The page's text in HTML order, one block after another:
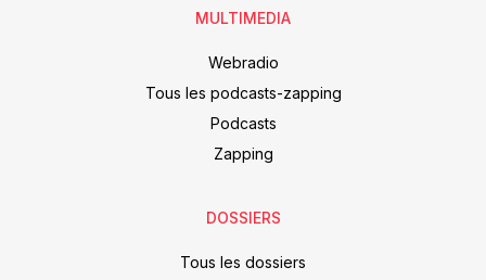
MULTIMEDIA
Webradio
Tous les podcasts-zapping
Podcasts
Zapping
DOSSIERS
Tous les dossiers